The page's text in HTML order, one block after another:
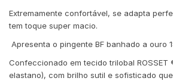
Extremamente confortável, se adapta
tem toque super macio.
Apresenta o pingente BF banhado a ouro
Confeccionado em tecido trilobal ROSSET
elastano), com brilho sutil e sofisticado